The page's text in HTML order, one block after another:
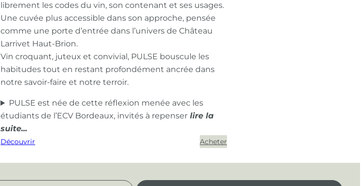
librement les codes du vin, son contenant et ses usages.
Une cuvée plus accessible dans son approche, pensée
comme une porte d’entrée dans l’univers de Château
Larrivet Haut-Brion.
Vin croquant, juteux et convivial, PULSE bouscule les
habitudes tout en restant profondément ancrée dans
notre savoir-faire et notre terroir.
PULSE est née de cette réflexion menée avec les
étudiants de l’ECV Bordeaux, invités à repenser
Découvrir Acheter